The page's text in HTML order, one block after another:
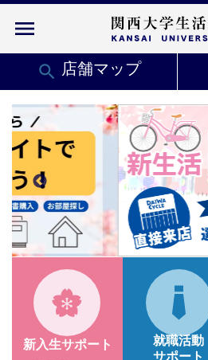
menu
search 店舗マップ
新入生サポート
就職活動
サポート